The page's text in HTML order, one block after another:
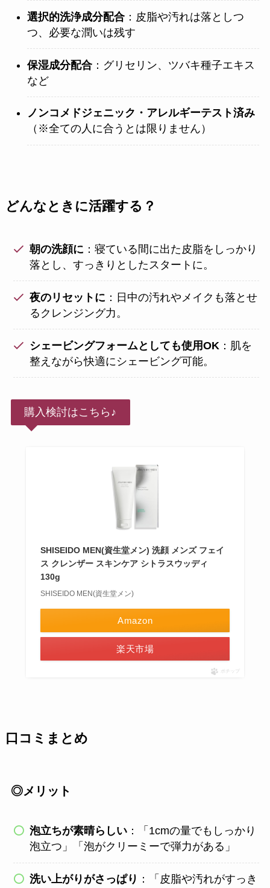
選択的洗浄成分配合：皮脂や汚れは落としつ
つ、必要な潤いは残す
保湿成分配合：グリセリン、ツバキ種子エキス
など
ノンコメドジェニック・アレルギーテスト済み
（※全ての人に合うとは限りません）
どんなときに活躍する？
朝の洗顔に ：寝ている間に出た皮脂をしっかり
落とし、すっきりとしたスタートに。
夜のリセットに ：日中の汚れやメイクも落とせ
るクレンジング力。
シェービングフォームとしても使用OK ：肌を
整えながら快適にシェービング可能。
購入検討はこちら♪
SHISEIDO MEN(資生堂メン) 洗顔 メンズ フェイ
ス クレンザー スキンケア シトラスウッディ
130g
SHISEIDO MEN(資生堂メン)
Amazon
楽天市場
ポチップ
口コミまとめ
◎メリット
泡立ちが素晴らしい ：「1cmの量でもしっかり
泡立つ」「泡がクリーミーで弾力がある」
洗い上がりがさっぱり ：「皮脂や汚れがすっき